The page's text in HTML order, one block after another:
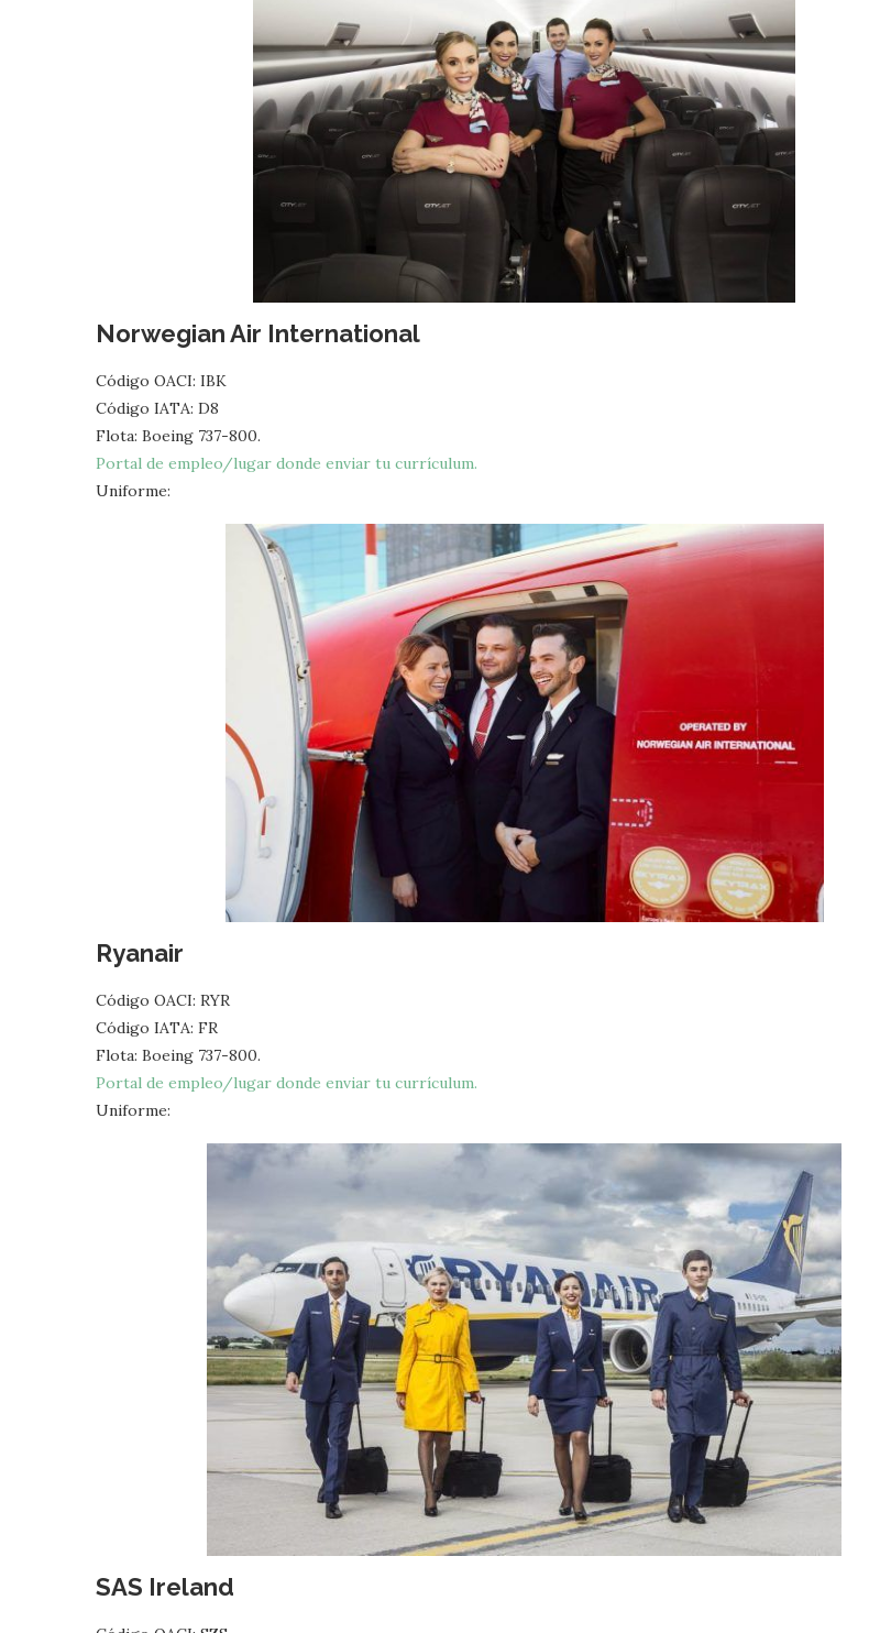
Norwegian Air International
Código OACI: IBK
Código IATA: D8
Flota: Boeing 737-800.
Portal de empleo/lugar donde enviar tu currículum.
Uniforme:
Ryanair
Código OACI: RYR
Código IATA: FR
Flota: Boeing 737-800.
Portal de empleo/lugar donde enviar tu currículum.
Uniforme:
SAS Ireland